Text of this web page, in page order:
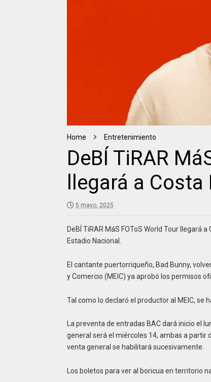
Home Entretenimiento
DeBÍ TiRAR
llegará a Costa
5 mayo, 2025
DeBÍ TiRAR MáS FOToS World Tour llegará
Estadio Nacional.
El cantante puertorriqueño, Bad Bunny,
y Comercio (MEIC) ya aprobó los permisos
Tal como lo declaró el productor al MEIC, se
La preventa de entradas BAC dará inicio el
general será el miércoles 14, ambas a partir
venta general se habilitará sucesivamente.
Los boletos para ver al boricua en territorio